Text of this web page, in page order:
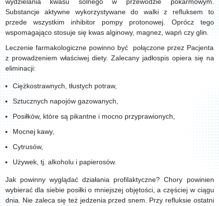
Substancje aktywne wykorzystywane do walki z refluksem to
przede wszystkim inhibitor pompy protonowej. Oprócz tego
wspomagająco stosuje się kwas alginowy, magnez, wapń czy glin.
Leczenie farmakologiczne powinno być połączone przez Pacjenta
z prowadzeniem właściwej diety. Zalecany jadłospis opiera się na
eliminacji:
Ciężkostrawnych, tłustych potraw,
Sztucznych napojów gazowanych,
Posiłków, które są pikantne i mocno przyprawionych,
Mocnej kawy,
Cytrusów,
Używek, tj. alkoholu i papierosów.
Jak powinny wyglądać działania profilaktyczne? Chory powinien
wybierać dla siebie posiłki o mniejszej objętości, a częściej w ciągu
dnia. Nie zaleca się też jedzenia przed snem. Przy refluksie ostatni